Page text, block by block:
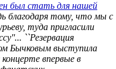
был стать для нашей
благодаря тому, что мы с
туда пригласили
``Резервация
Бычковым выступила
впервые в